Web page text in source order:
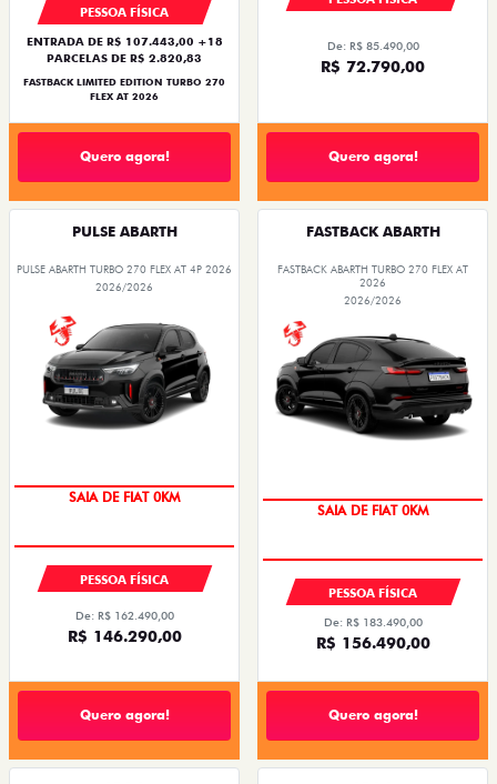
PESSOA FÍSICA
ENTRADA DE R$ 107.443,00 +18
PARCELAS DE R$ 2.820,83
FASTBACK LIMITED EDITION TURBO 270
FLEX AT 2026
Quero agora!
De: R$ 85.490,00
R$ 72.790,00
Quero agora!
PULSE ABARTH
PULSE ABARTH TURBO 270 FLEX AT 4P 2026
2026/2026
SAIA DE FIAT 0KM
PESSOA FÍSICA
De: R$ 162.490,00
R$ 146.290,00
Quero agora!
FASTBACK ABARTH
FASTBACK ABARTH TURBO 270 FLEX AT
2026
2026/2026
SAIA DE FIAT 0KM
PESSOA FÍSICA
De: R$ 183.490,00
R$ 156.490,00
Quero agora!